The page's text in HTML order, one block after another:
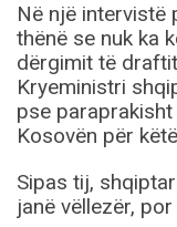
Në një intervistë
thënë se nuk ka
dërgimit të
Kryeministri
pse
Kosovën për
Sipas tij,
janë vëllezër,